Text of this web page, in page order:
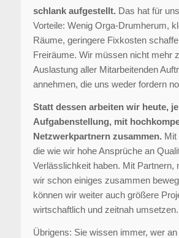
schlank aufgestellt. Das hat für
Vorteile: Wenig Orga-Drumherum,
Räume, geringere Fixkosten
Freiräume. Wir müssen nicht mehr
Auslastung aller Mitarbeitenden
annehmen, die uns weder fordern
Statt dessen arbeiten wir heute,
Aufgabenstellung, mit
Netzwerkpartnern zusammen. Mit
die wie wir hohe Ansprüche an
Verlässlichkeit haben. Mit Partnern,
wir schon einiges zusammen
können wir weiter auch größere
wirtschaftlich und zeitnah umsetzen.
Übrigens: Sie wissen immer, wer an